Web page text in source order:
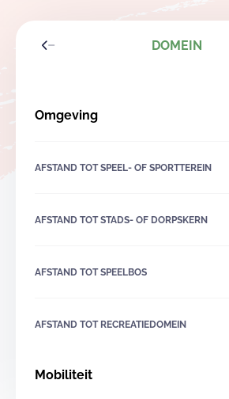
DOMEIN
Omgeving
AFSTAND TOT SPEEL- OF SPORTTEREIN
AFSTAND TOT STADS- OF DORPSKERN
AFSTAND TOT SPEELBOS
AFSTAND TOT RECREATIEDOMEIN
Mobiliteit